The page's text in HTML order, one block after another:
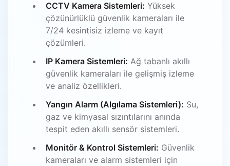
CCTV Kamera Sistemleri: Yüksek
çözünürlüklü güvenlik kameraları ile
7/24 kesintisiz izleme ve kayıt
çözümleri.
IP Kamera Sistemleri: Ağ tabanlı akıllı
güvenlik kameraları ile gelişmiş izleme
ve analiz özellikleri.
Yangın Alarm (Algılama Sistemleri): Su,
gaz ve kimyasal sızıntılarını anında
tespit eden akıllı sensör sistemleri.
Monitör & Kontrol Sistemleri: Güvenlik
kameraları ve alarm sistemleri için